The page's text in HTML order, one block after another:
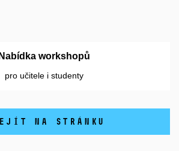
Nabídka workshopů
pro učitele i studenty
NA STRÁNKU